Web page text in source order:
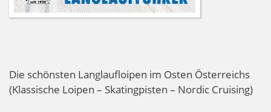
Die schönsten Langlaufloipen im Osten Österreichs
(Klassische Loipen – Skatingpisten – Nordic Cruising)